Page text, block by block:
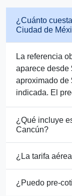
¿Cuánto
Ciudad de
La referencia
aparece desde
aproximado de
indicada. El
¿Qué incluye
Cancún?
¿La tarifa
¿Puedo pre-